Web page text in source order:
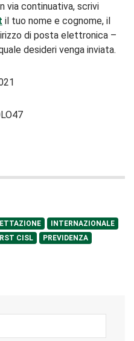
via continuativa, scrivi
il tuo nome e cognome, il
di posta elettronica –
desideri venga inviata.
INTERNAZIONALE
CISL
PREVIDENZA